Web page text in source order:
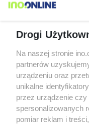
Drogi
Na naszej stronie
partnerów
urządzeniu oraz
unikalne
przez urządzenie czy
spersonalizowanych
pomiar reklam i